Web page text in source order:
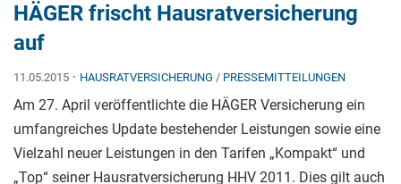
HÄGER frischt Hausratversicherung
auf
11.05.2015 · HAUSRATVERSICHERUNG / PRESSEMITTEILUNGEN
Am 27. April veröffentlichte die HÄGER Versicherung ein
umfangreiches Update bestehender Leistungen sowie eine
Vielzahl neuer Leistungen in den Tarifen „Kompakt“ und
„Top“ seiner Hausratversicherung HHV 2011. Dies gilt auch